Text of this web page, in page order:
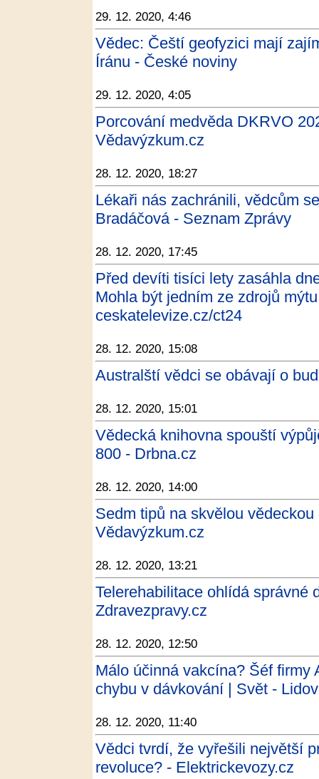
29. 12. 2020, 4:46
Vědec: Čeští geofyzici mají
Íránu - České noviny
29. 12. 2020, 4:05
Porcování medvěda DKRVO
Vědavýzkum.cz
28. 12. 2020, 18:27
Lékaři nás zachránili, vědcům
Bradáčová - Seznam Zprávy
28. 12. 2020, 17:45
Před devíti tisíci lety zasáhla
Mohla být jedním ze zdrojů
ceskatelevize.cz/ct24
28. 12. 2020, 15:08
Australští vědci se obávají o
28. 12. 2020, 15:01
Vědecká knihovna spouští
800 - Drbna.cz
28. 12. 2020, 14:00
Sedm tipů na skvělou
Vědavýzkum.cz
28. 12. 2020, 13:21
Telerehabilitace ohlídá správné
Zdravezpravy.cz
28. 12. 2020, 12:50
Málo účinná vakcína? Šéf firmy
chybu v dávkování | Svět -
28. 12. 2020, 11:40
Vědci tvrdí, že vyřešili největší
revoluce? - Elektrickevozy.cz